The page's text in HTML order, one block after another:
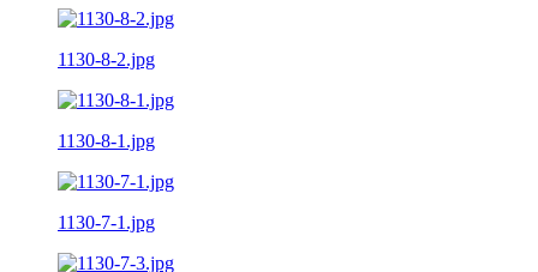
1130-8-2.jpg
1130-8-1.jpg
1130-7-1.jpg